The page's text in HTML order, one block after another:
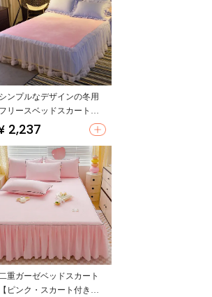
シンプルなデザインの冬用
フリースベッドスカート
レース付き・防塵カバ
2,237
二重ガーゼベッドスカート
【ピンク・スカート付き・